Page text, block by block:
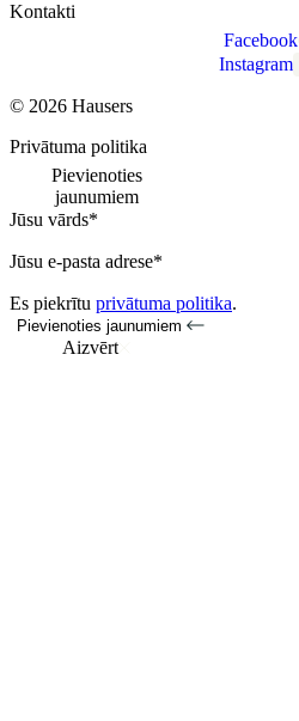
Kontakti
Facebook
Instagram
© 2026 Hausers
Privātuma politika
Pievienoties
jaunumiem
Jūsu vārds*
Jūsu e-pasta adrese*
Es piekrītu privātuma politika.
Pievienoties jaunumiem
Aizvērt